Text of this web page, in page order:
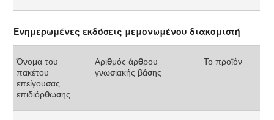
Ενημερωμένες εκδόσεις μεμονωμένου διακομιστή
Όνομα του
πακέτου
επείγουσας
επιδιόρθωσης
Αριθμός άρθρου
γνωσιακής βάσης
Το προϊόν